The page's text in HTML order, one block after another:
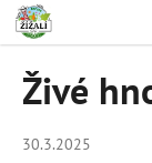
Přejít
obsah
Živé
30.3.2025
o
o